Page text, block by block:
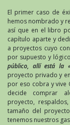
El primer caso de
hemos nombrado y
así que en el libro
capítulo aparte y
a proyectos cuyo
por supuesto y
público, allí está la
proyecto privado y
por eso cobra y vive
decide comprar
proyecto,
tamaño del
tenemos nuestros